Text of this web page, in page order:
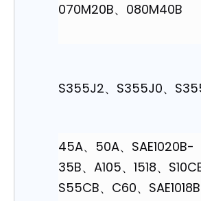
070M20B、080M40B
S355J2、S355J0、
45A、50A、SAE1020B-
35B、A105、1518、
S55CB、C60、SAE1018B